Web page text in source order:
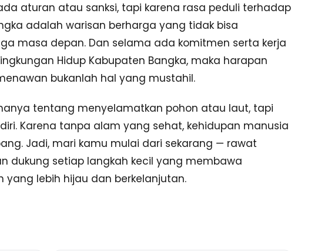
aturan atau sanksi, tapi karena rasa peduli terhadap
adalah warisan berharga yang tidak bisa
masa depan. Dan selama ada komitmen serta kerja
Hidup Kabupaten Bangka, maka harapan
bukanlah hal yang mustahil.
tentang menyelamatkan pohon atau laut, tapi
Karena tanpa alam yang sehat, kehidupan manusia
Jadi, mari kamu mulai dari sekarang — rawat
dukung setiap langkah kecil yang membawa
lebih hijau dan berkelanjutan.